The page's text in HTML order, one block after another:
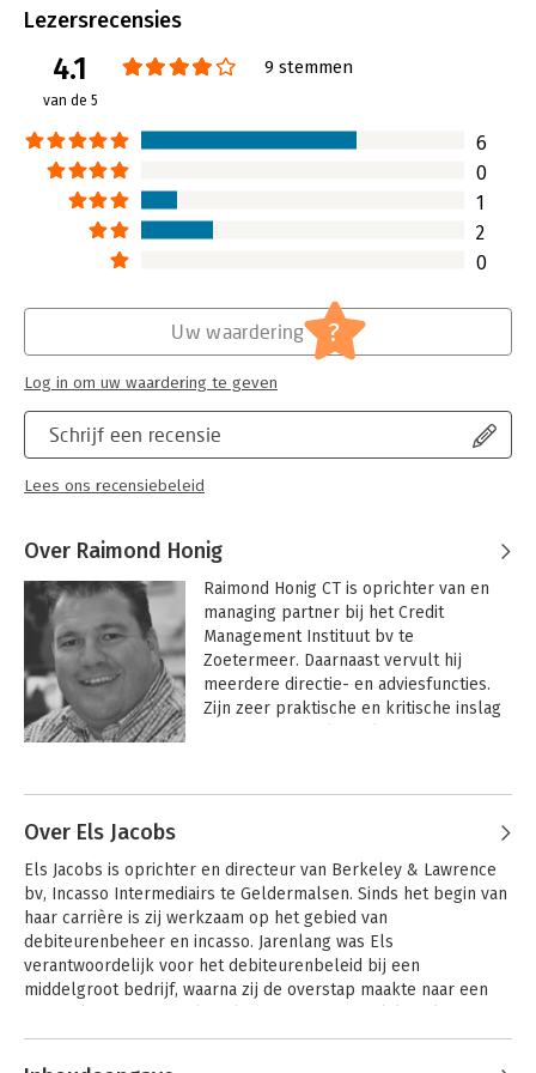
Uitgever:
Verschijningsdatum:
16-2-2019
Hoofdrubriek:
Jongbloed:
Ondernemingsrecht
Lezersrecensies
4.1
van de 5
9 stemmen
6
0
1
2
0
Schrijf een recensie
Lees ons recensiebeleid
Uw waardering ?
Log in om uw waardering te geven
Over Raimond Honig
Raimond Honig CT is oprichter van en
managing partner bij het Credit
Management Instituut bv te
Zoetermeer. Daarnaast vervult hij
meerdere directie- en adviesfuncties.
Zijn zeer praktische en kritische inslag
werken. De laatste jaren geeft Raimond
presentaties op het gebied van gedrag-
en emotiemanagement, leiderschap en
coaching, communicatieve en
persoonlijke vaardigheden evenals het
brede terrein van credit management.
Als incassospecialist weet hij zijn
voorbeelden en doeltreffende tips.
Over Els Jacobs
Els Jacobs is oprichter en directeur van Berkeley & Lawrence
bv, Incasso Intermediairs te Geldermalsen. Sinds het begin van
haar carrière is zij werkzaam op het gebied van
debiteurenbeheer en incasso. Jarenlang was Els
verantwoordelijk voor het debiteurenbeleid bij een
middelgroot bedrijf, waarna zij de overstap maakte naar een
van het vak leerde. Vervolgens werkte zij enige jaren als